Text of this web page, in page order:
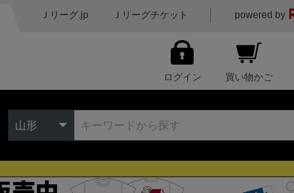
Ｊリーグ.jp Ｊリーグチケット powered by
ログイン 買い物かご
山形